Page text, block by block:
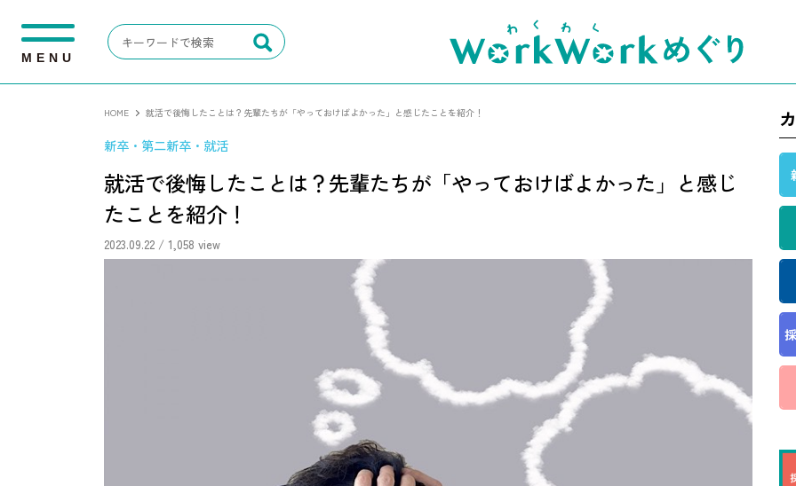
M E N U
HOME 就活で後悔したことは？先輩たちが「やっておけばよかった」と感じたことを紹介！
新卒・第二新卒・就活
就活で後悔したことは？先輩たちが「やっておけばよかった」と感じ
たことを紹介！
2023.09.22 / 1,058 view